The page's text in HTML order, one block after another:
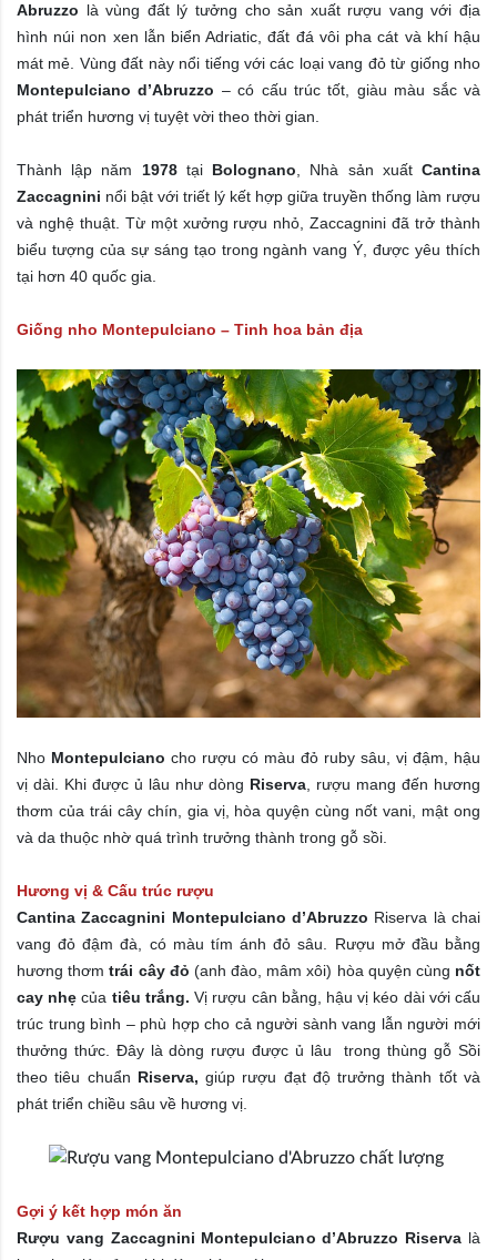
Abruzzo là vùng đất lý tưởng cho sản xuất rượu vang với địa
hình núi non xen lẫn biển Adriatic, đất đá vôi pha cát và khí hậu
mát mẻ. Vùng đất này nổi tiếng với các loại vang đỏ từ giống nho
Montepulciano d’Abruzzo – có cấu trúc tốt, giàu màu sắc và
phát triển hương vị tuyệt vời theo thời gian.
Thành lập năm 1978tại Bolognano, Nhà sản xuấtCantina
Zaccagnini nổi bật với triết lý kết hợp giữa truyền thống làm rượu
và nghệ thuật. Từ một xưởng rượu nhỏ, Zaccagnini đã trở thành
biểu tượng của sự sáng tạo trong ngành vang Ý, được yêu thích
tại hơn 40 quốc gia.
Giống nho Montepulciano – Tinh hoa bản địa
Nho Montepulciano cho rượu có màu đỏ ruby sâu, vị đậm, hậu
vị dài. Khi được ủ lâu như dòng Riserva , rượu mang đến hương
thơm của trái cây chín, gia vị, hòa quyện cùng nốt vani, mật ong
và da thuộc nhờ quá trình trưởng thành trong gỗ sồi.
Hương vị & Cấu trúc rượu
Cantina Zaccagnini Montepulciano d’Abruzzo Riserva là chai
vang đỏ đậm đà, có màu tím ánh đỏ sâu. Rượu mở đầu bằng
hương thơm trái cây đỏ (anh đào, mâm xôi) hòa quyện cùng nốt
cay nhẹ của tiêu trắng. Vị rượu cân bằng, hậu vị kéo dài với cấu
trúc trung bình – phù hợp cho cả người sành vang lẫn người mới
thưởng thức. Đây là dòng rượu được ủ lâu trong thùng gỗ Sồi
theo tiêu chuẩn Riserva, giúp rượu đạt độ trưởng thành tốt và
phát triển chiều sâu về hương vị.
Gợi ý kết hợp món ăn
Rượu vang Zaccagnini Montepulciano d’Abruzzo Riserva là